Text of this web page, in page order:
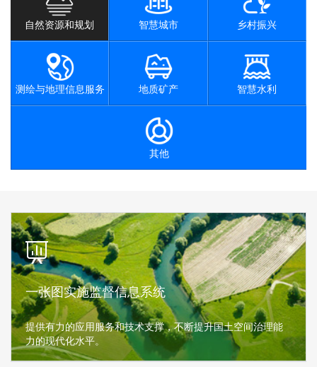
自然资源和规划 智慧城市 乡村振兴
测绘与地理信息服务 地质矿产 智慧水利
其他
一张图实施监督信息系统
提供有力的应用服务和技术支撑，不断提升国土空间治理能
力的现代化水平。